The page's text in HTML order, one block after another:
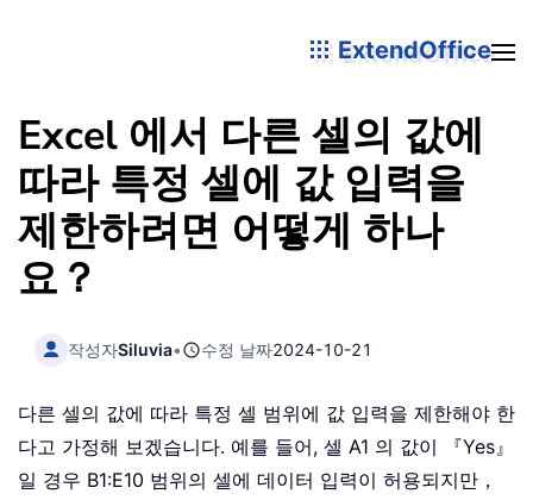
ExtendOffice
Excel 에서 다른 셀의 값에
따라 특정 셀에 값 입력을
제한하려면 어떻게 하나
요？
작성자Siluvia• 수정 날짜2024-10-21
다른 셀의 값에 따라 특정 셀 범위에 값 입력을 제한해야 한
다고 가정해 보겠습니다. 예를 들어, 셀 A1 의 값이 『Yes』
일 경우 B1:E10 범위의 셀에 데이터 입력이 허용되지만，